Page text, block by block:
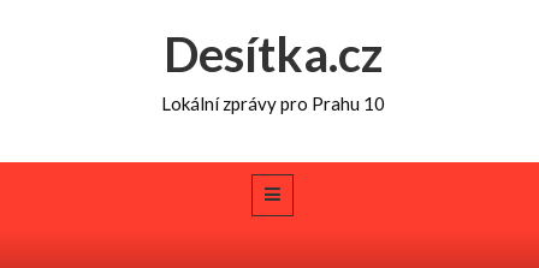
Desítka.cz
Lokální zprávy pro Prahu 10